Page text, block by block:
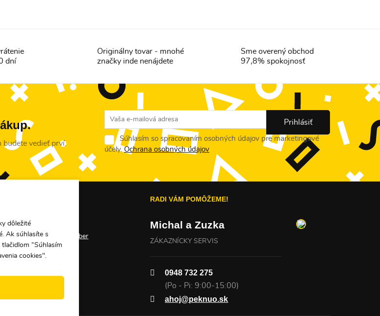
dní
Originálny tovar - mnohé
značky inde nenájdete
Sme overený obchod
97,8% spokojnosť
budete vedieť prví.
Súhlasím so spracovaním osobných údajov pre marketingové
účely. Ochrana osobných údajov
Darčekové poukážky
Veľkoobchod a veľkoodber
Kontakty
RADI VÁM POMÔŽEME!
Michal a Zuzka
ZÁKAZNÍCKY SERVIS
0948 732 275
(Po - Pi: 9:00-15:00)
ahoj@peknuo.sk
dôležité
Ak súhlasíte s
“Súhlasím
cookies".